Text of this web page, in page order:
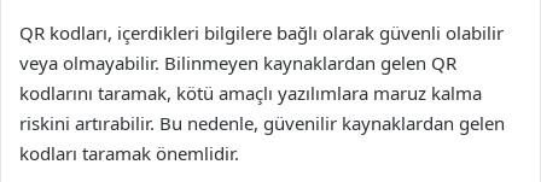
QR kodları, içerdikleri bilgilere bağlı olarak güvenli olabilir
veya olmayabilir. Bilinmeyen kaynaklardan gelen QR
kodlarını taramak, kötü amaçlı yazılımlara maruz kalma
riskini artırabilir. Bu nedenle, güvenilir kaynaklardan gelen
kodları taramak önemlidir.